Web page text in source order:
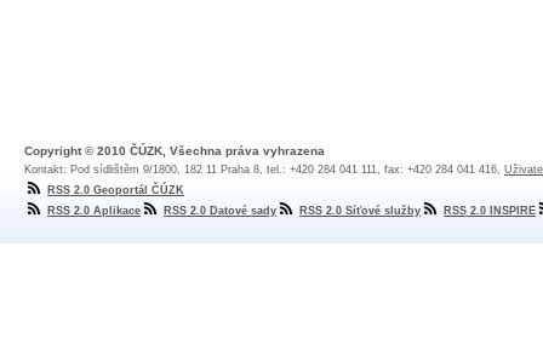
Copyright © 2010 ČÚZK, Všechna práva vyhrazena
Kontakt: Pod sídlištěm 9/1800, 182 11 Praha 8, tel.: +420 284 041 111, fax: +420 284 041 416,
RSS 2.0 Geoportál ČÚZK
RSS 2.0 Aplikace
RSS 2.0 Datové sady RSS 2.0 Síťové služby RSS 2.0 INSPIRE